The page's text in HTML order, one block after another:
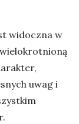
widoczna w
uwag i